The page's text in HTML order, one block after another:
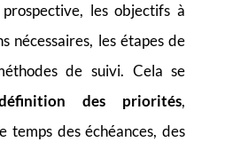
les objectifs à
nécessaires, les étapes de
de suivi. Cela se
des priorités,
temps des échéances, des